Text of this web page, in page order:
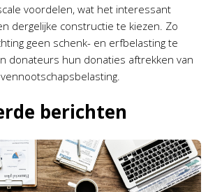
voordelen, wat het interessant
dergelijke constructie te kiezen. Zo
geen schenk- en erfbelasting te
donateurs hun donaties aftrekken van
berichten